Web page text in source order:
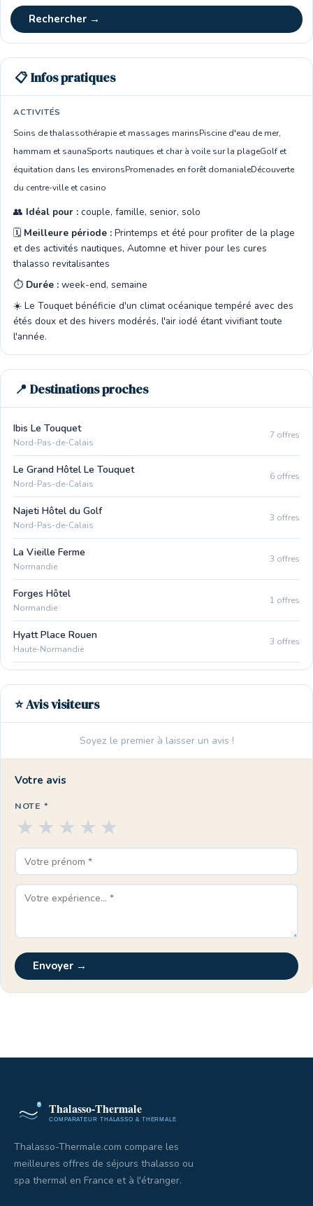
🏨
Rechercher →
📋 Infos pratiques
ACTIVITÉS
Soins de thalassothérapie et massages marinsPiscine d'eau de mer,
hammam et saunaSports nautiques et char à voile sur la plageGolf et
équitation dans les environsPromenades en forêt domanialeDécouverte
du centre-ville et casino
👥 Idéal pour : couple, famille, senior, solo
🗓️ Meilleure période : Printemps et été pour profiter de la plage
et des activités nautiques, Automne et hiver pour les cures
thalasso revitalisantes
⏱️ Durée : week-end, semaine
☀️ Le Touquet bénéficie d'un climat océanique tempéré avec des
étés doux et des hivers modérés, l'air iodé étant vivifiant toute
l'année.
📍 Destinations proches
Ibis Le Touquet
Nord-Pas-de-Calais
7 offres
Le Grand Hôtel Le Touquet
Nord-Pas-de-Calais
6 offres
Najeti Hôtel du Golf
Nord-Pas-de-Calais
3 offres
La Vieille Ferme
Normandie
3 offres
Forges Hôtel
Normandie
1 offres
Hyatt Place Rouen
Haute-Normandie
3 offres
⭐ Avis visiteurs
Soyez le premier à laisser un avis !
Votre avis
NOTE *
★
★
★
★
★
Envoyer →
Thalasso-Thermale.com compare les
meilleures offres de séjours thalasso ou
spa thermal en France et à l'étranger.